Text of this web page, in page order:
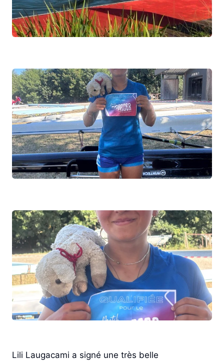
Lili Laugacami a signé une très belle